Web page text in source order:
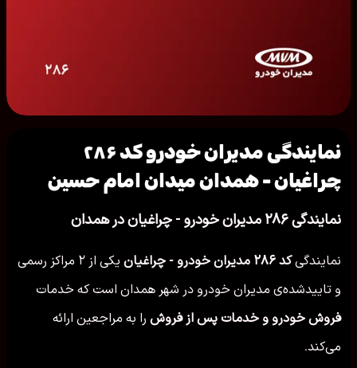
نمایندگی مدیران خودرو کد ۲۸۶
چراغیان - همدان میدان امام حسین
نمایندگی ۲۸۶ مدیران خودرو - چراغیان در همدان
نمایندگیکد ۲۸۶ مدیران خودرو - چراغیان
یکی از ۲ مراکز رسمی
و تاییدشده‌ی مدیران خودرو در شهر همدان است که خدمات
فروش خودرو و خدمات پس از فروش را به مراجعین ارائه
می‌کند.